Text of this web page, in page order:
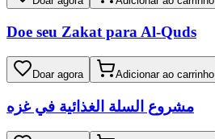
Doe seu Zakat para Al-Quds
Doar agora Adicionar ao carrinho
مشروع السلة الغذائية في غزه